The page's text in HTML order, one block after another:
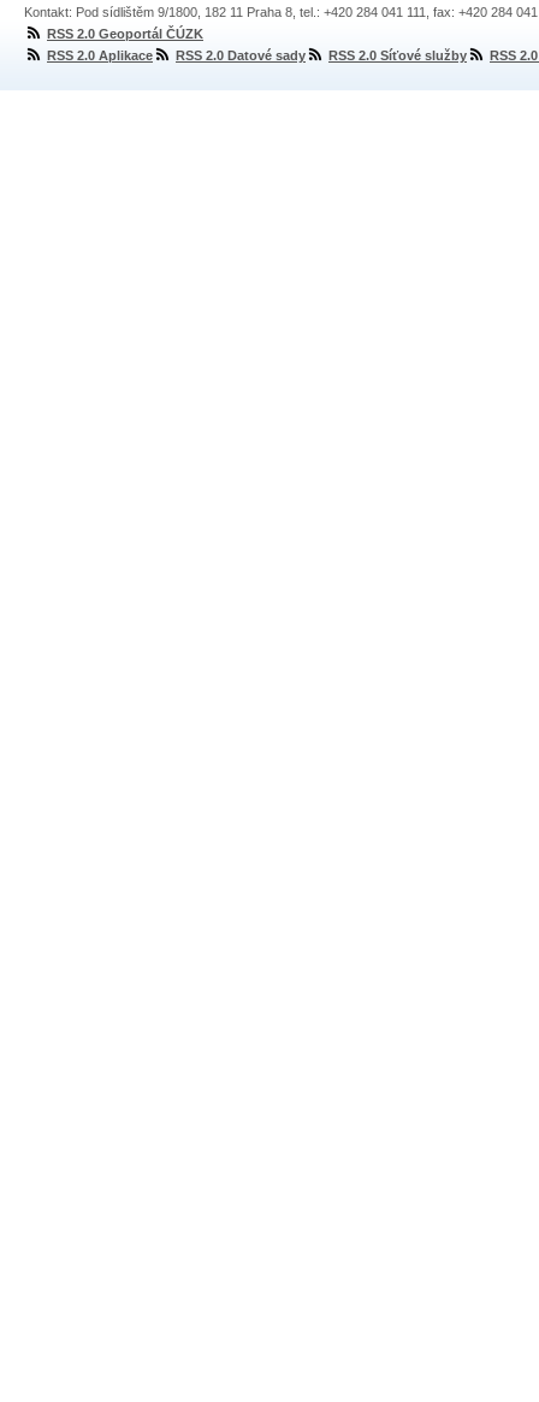
Kontakt: Pod sídlištěm 9/1800, 182 11 Praha 8, tel.: +420 284 041 111, fax: +420 284
RSS 2.0 Geoportál ČÚZK
RSS 2.0 Aplikace
RSS 2.0 Datové sady RSS 2.0 Síťové služby RSS